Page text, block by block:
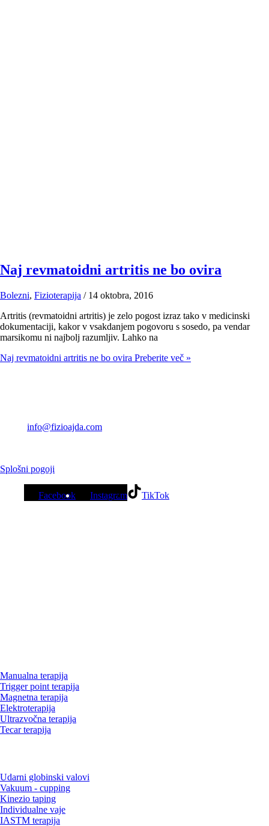
Naj revmatoidni artritis ne bo ovira
Bolezni, Fizioterapija / 14 oktobra, 2016
Artritis (revmatoidni artritis) je zelo pogost izraz tako v medicinski
dokumentaciji, kakor v vsakdanjem pogovoru s sosedo, pa vendar
marsikomu ni najbolj razumljiv. Lahko na
Naj revmatoidni artritis ne bo ovira Preberite več »
info@fizioajda.com
Splošni pogoji
Facebook Instagram TikTok
Manualna terapija
Trigger point terapija
Magnetna terapija
Elektroterapija
Ultrazvočna terapija
Tecar terapija
Udarni globinski valovi
Vakuum - cupping
Kinezio taping
Individualne vaje
IASTM terapija